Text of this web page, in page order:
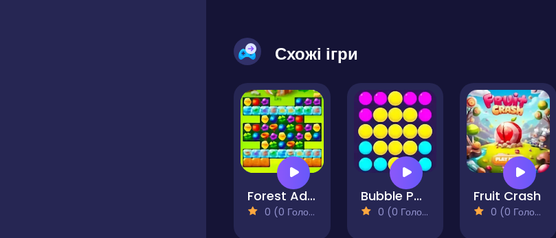
Схожі ігри
Forest Adventure Match 3
0 (0 Голосів)
Bubble Pop Balloons
0 (0 Голосів)
Fruit Crash
0 (0 Голосів)